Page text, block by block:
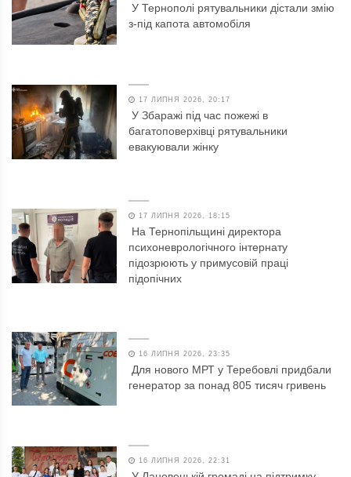
У Тернополі рятувальники дістали змію
з-під капота автомобіля
17 ЛИПНЯ 2026, 20:17
У Збаражі під час пожежі в
багатоповерхівці рятувальники
евакуювали жінку
17 ЛИПНЯ 2026, 18:15
На Тернопільщині директора
психоневрологічного інтернату
підозрюють у примусовій праці
підопічних
16 ЛИПНЯ 2026, 23:35
Для нового МРТ у Теребовлі придбали
генератор за понад 805 тисяч гривень
16 ЛИПНЯ 2026, 22:31